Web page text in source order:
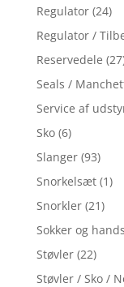
Regulator (24)
Regulator /
Reservedele
Seals /
Service af
Sko (6)
Slanger (93)
Snorkelsæt (1)
Snorkler (21)
Sokker og
Støvler (22)
Støvler / Sko /